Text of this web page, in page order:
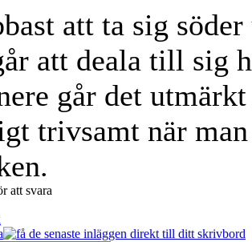
att ta sig
att deala till sig
går det
trivsamt när
att svara